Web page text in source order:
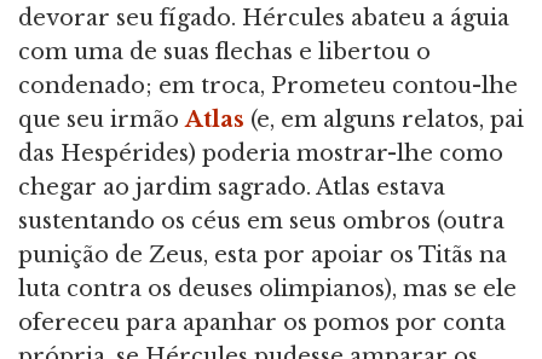
devorar seu fígado. Hércules abateu a águia
com uma de suas flechas e libertou o
condenado; em troca, Prometeu contou-lhe
que seu irmãoAtlas (e, em alguns relatos, pai
das Hespérides) poderia mostrar-lhe como
chegar ao jardim sagrado. Atlas estava
sustentando os céus em seus ombros (outra
punição de Zeus, esta por apoiar os Titãs na
luta contra os deuses olimpianos), mas se ele
ofereceu para apanhar os pomos por conta